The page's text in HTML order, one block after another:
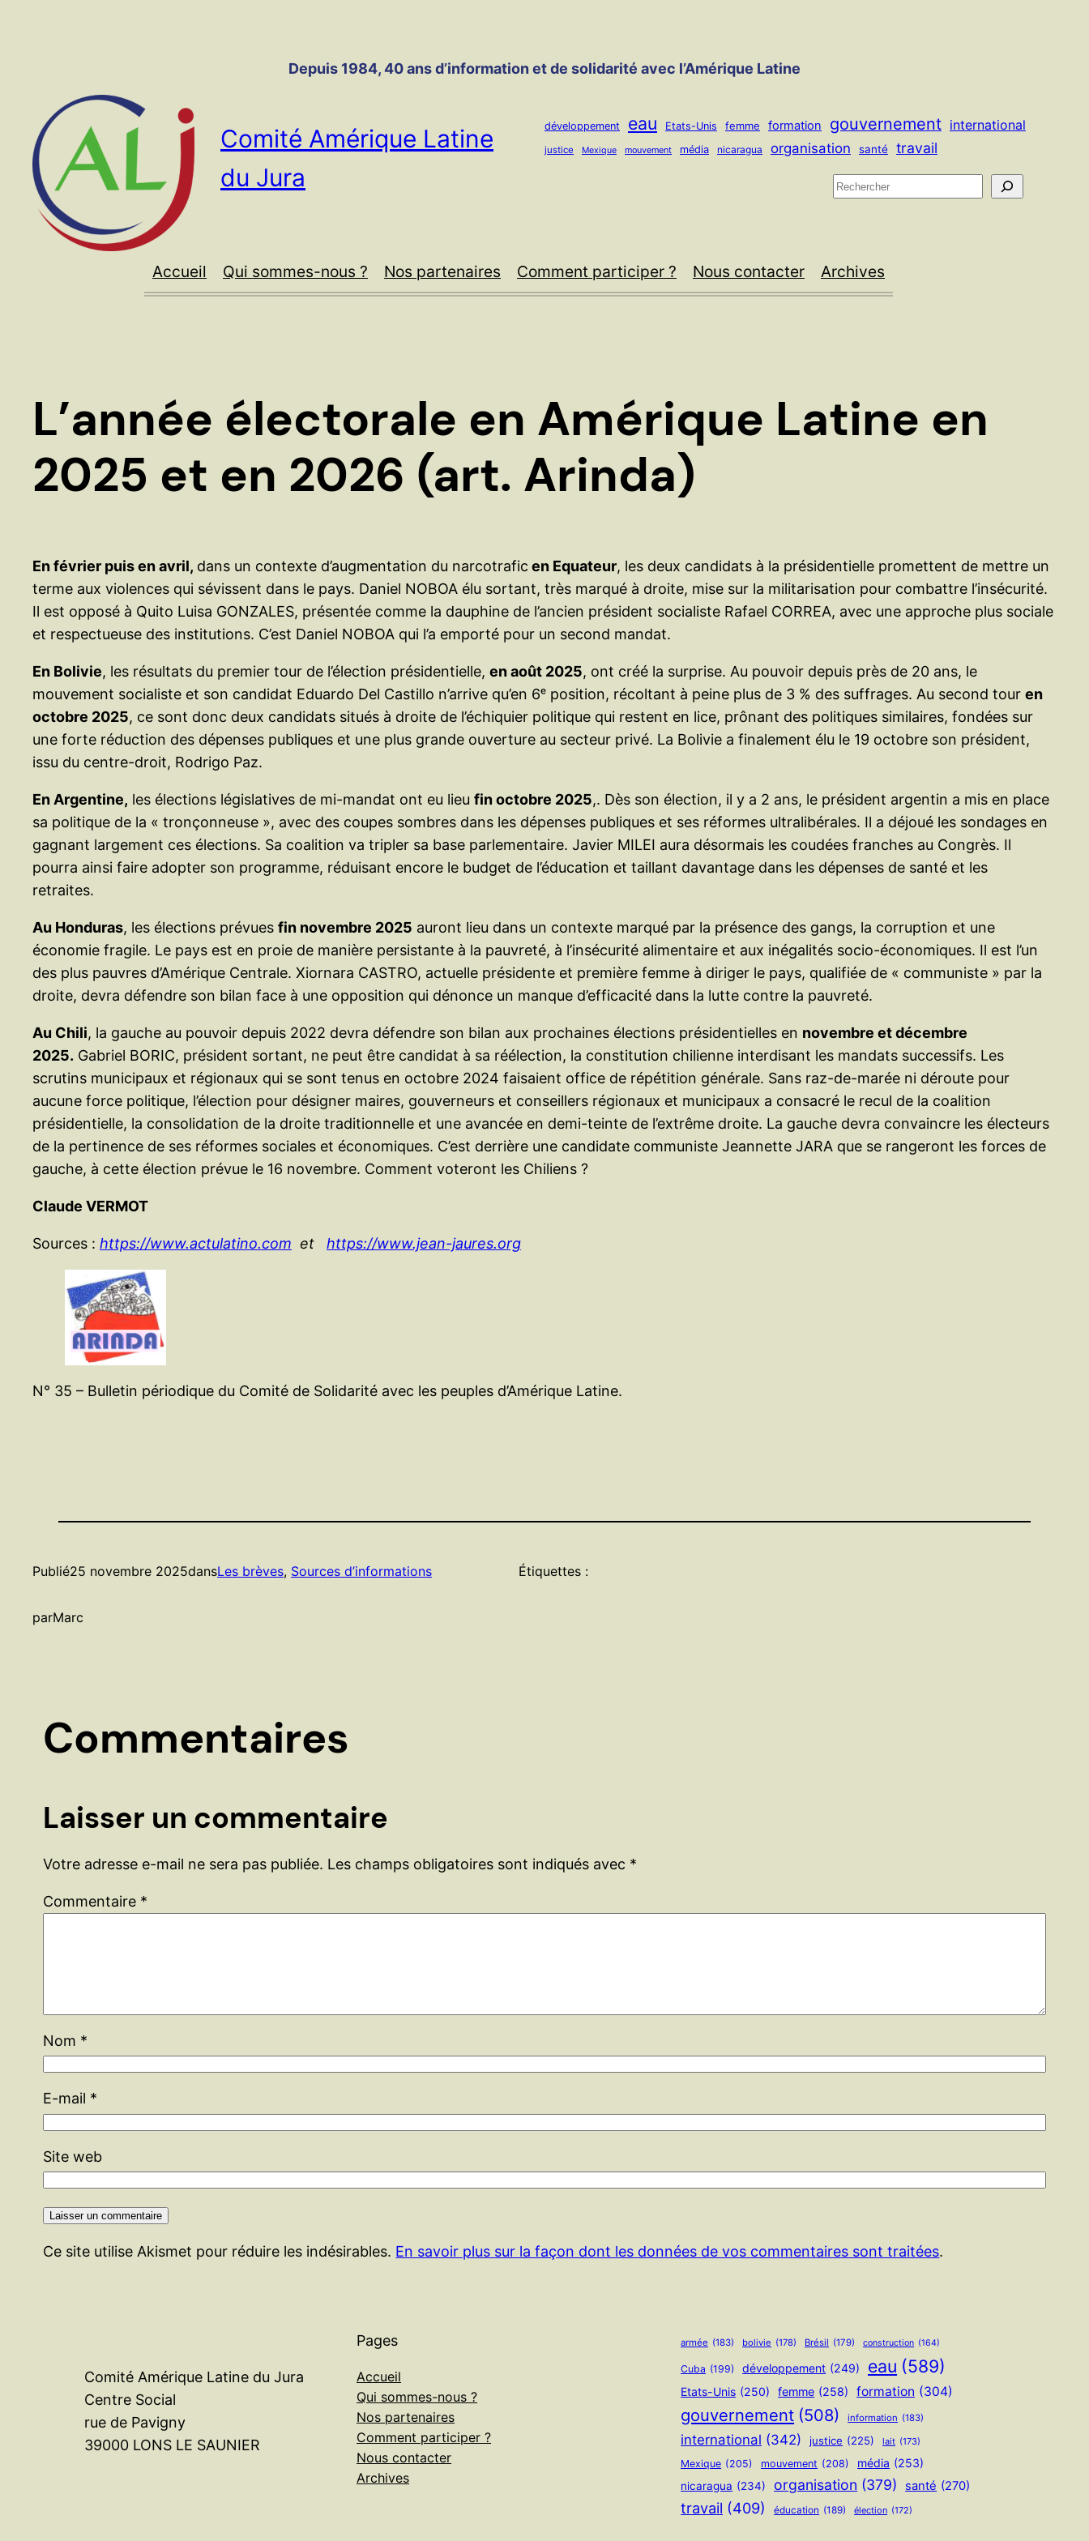
Depuis 1984, 40 ans d’information et de solidarité avec l’Amérique Latine
Comité Amérique Latine
du Jura
développement eau Etats-Unis femme formation gouvernement international
justice Mexique mouvement média nicaragua organisation santé travail
R
e
r
Accueil Qui sommes-nous ? Nos partenaires Comment participer ? Nous contacter Archives
L’année électorale en Amérique Latine en
2025 et en 2026 (art. Arinda)
En février puis en avril, dans un contexte d’augmentation du narcotrafic en Equateur, les deux candidats à la présidentielle promettent de mettre un
terme aux violences qui sévissent dans le pays. Daniel NOBOA élu sortant, très marqué à droite, mise sur la militarisation pour combattre l’insécurité.
Il est opposé à Quito Luisa GONZALES, présentée comme la dauphine de l’ancien président socialiste Rafael CORREA, avec une approche plus sociale
et respectueuse des institutions. C’est Daniel NOBOA qui l’a emporté pour un second mandat.
En Bolivie, les résultats du premier tour de l’élection présidentielle, en août 2025, ont créé la surprise. Au pouvoir depuis près de 20 ans, le
mouvement socialiste et son candidat Eduardo Del Castillo n’arrive qu’en 6ᵉ position, récoltant à peine plus de 3 % des suffrages. Au second tour en
octobre 2025, ce sont donc deux candidats situés à droite de l’échiquier politique qui restent en lice, prônant des politiques similaires, fondées sur
une forte réduction des dépenses publiques et une plus grande ouverture au secteur privé. La Bolivie a finalement élu le 19 octobre son président,
issu du centre-droit, Rodrigo Paz.
En Argentine, les élections législatives de mi-mandat ont eu lieu fin octobre 2025,. Dès son élection, il y a 2 ans, le président argentin a mis en place
sa politique de la « tronçonneuse », avec des coupes sombres dans les dépenses publiques et ses réformes ultralibérales. Il a déjoué les sondages en
gagnant largement ces élections. Sa coalition va tripler sa base parlementaire. Javier MILEI aura désormais les coudées franches au Congrès. Il
pourra ainsi faire adopter son programme, réduisant encore le budget de l’éducation et taillant davantage dans les dépenses de santé et les
retraites.
Au Honduras, les élections prévues fin novembre 2025 auront lieu dans un contexte marqué par la présence des gangs, la corruption et une
économie fragile. Le pays est en proie de manière persistante à la pauvreté, à l’insécurité alimentaire et aux inégalités socio-économiques. Il est l’un
des plus pauvres d’Amérique Centrale. Xiornara CASTRO, actuelle présidente et première femme à diriger le pays, qualifiée de « communiste » par la
droite, devra défendre son bilan face à une opposition qui dénonce un manque d’efficacité dans la lutte contre la pauvreté.
Au Chili, la gauche au pouvoir depuis 2022 devra défendre son bilan aux prochaines élections présidentielles en novembre et décembre
2025. Gabriel BORIC, président sortant, ne peut être candidat à sa réélection, la constitution chilienne interdisant les mandats successifs. Les
scrutins municipaux et régionaux qui se sont tenus en octobre 2024 faisaient office de répétition générale. Sans raz-de-marée ni déroute pour
aucune force politique, l’élection pour désigner maires, gouverneurs et conseillers régionaux et municipaux a consacré le recul de la coalition
présidentielle, la consolidation de la droite traditionnelle et une avancée en demi-teinte de l’extrême droite. La gauche devra convaincre les électeurs
de la pertinence de ses réformes sociales et économiques. C’est derrière une candidate communiste Jeannette JARA que se rangeront les forces de
gauche, à cette élection prévue le 16 novembre. Comment voteront les Chiliens ?
Claude VERMOT
Sources : https://www.actulatino.com et https://www.jean-jaures.org
N° 35 – Bulletin périodique du Comité de Solidarité avec les peuples d’Amérique Latine.
Publié25 novembre 2025dansLes brèves, Sources d’informations
parMarc
Étiquettes :
Commentaires
Laisser un commentaire
Votre adresse e-mail ne sera pas publiée. Les champs obligatoires sont indiqués avec *
Commentaire *
Nom *
E-mail *
Site web
Ce site utilise Akismet pour réduire les indésirables. En savoir plus sur la façon dont les données de vos commentaires sont traitées.
Comité Amérique Latine du Jura
Centre Social
rue de Pavigny
39000 LONS LE SAUNIER
Pages
Accueil
Qui sommes-nous ?
Nos partenaires
Comment participer ?
Nous contacter
Archives
armée (183) bolivie (178) Brésil (179) construction (164)
Cuba (199) développement (249) eau (589)
Etats-Unis (250) femme (258) formation (304)
gouvernement (508) information (183)
international (342) justice (225) lait (173)
Mexique (205) mouvement (208) média (253)
nicaragua (234) organisation (379) santé (270)
travail (409) éducation (189) élection (172)